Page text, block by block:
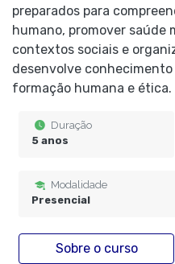
preparados para
humano, promover
contextos sociais e
desenvolve
formação humana e ética.
Duração
5 anos
Modalidade
Presencial
Sobre o curso